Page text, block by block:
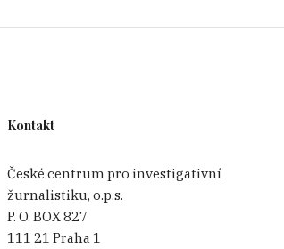
Kontakt
České centrum pro investigativní
žurnalistiku, o.p.s.
P. O. BOX 827
111 21 Praha 1